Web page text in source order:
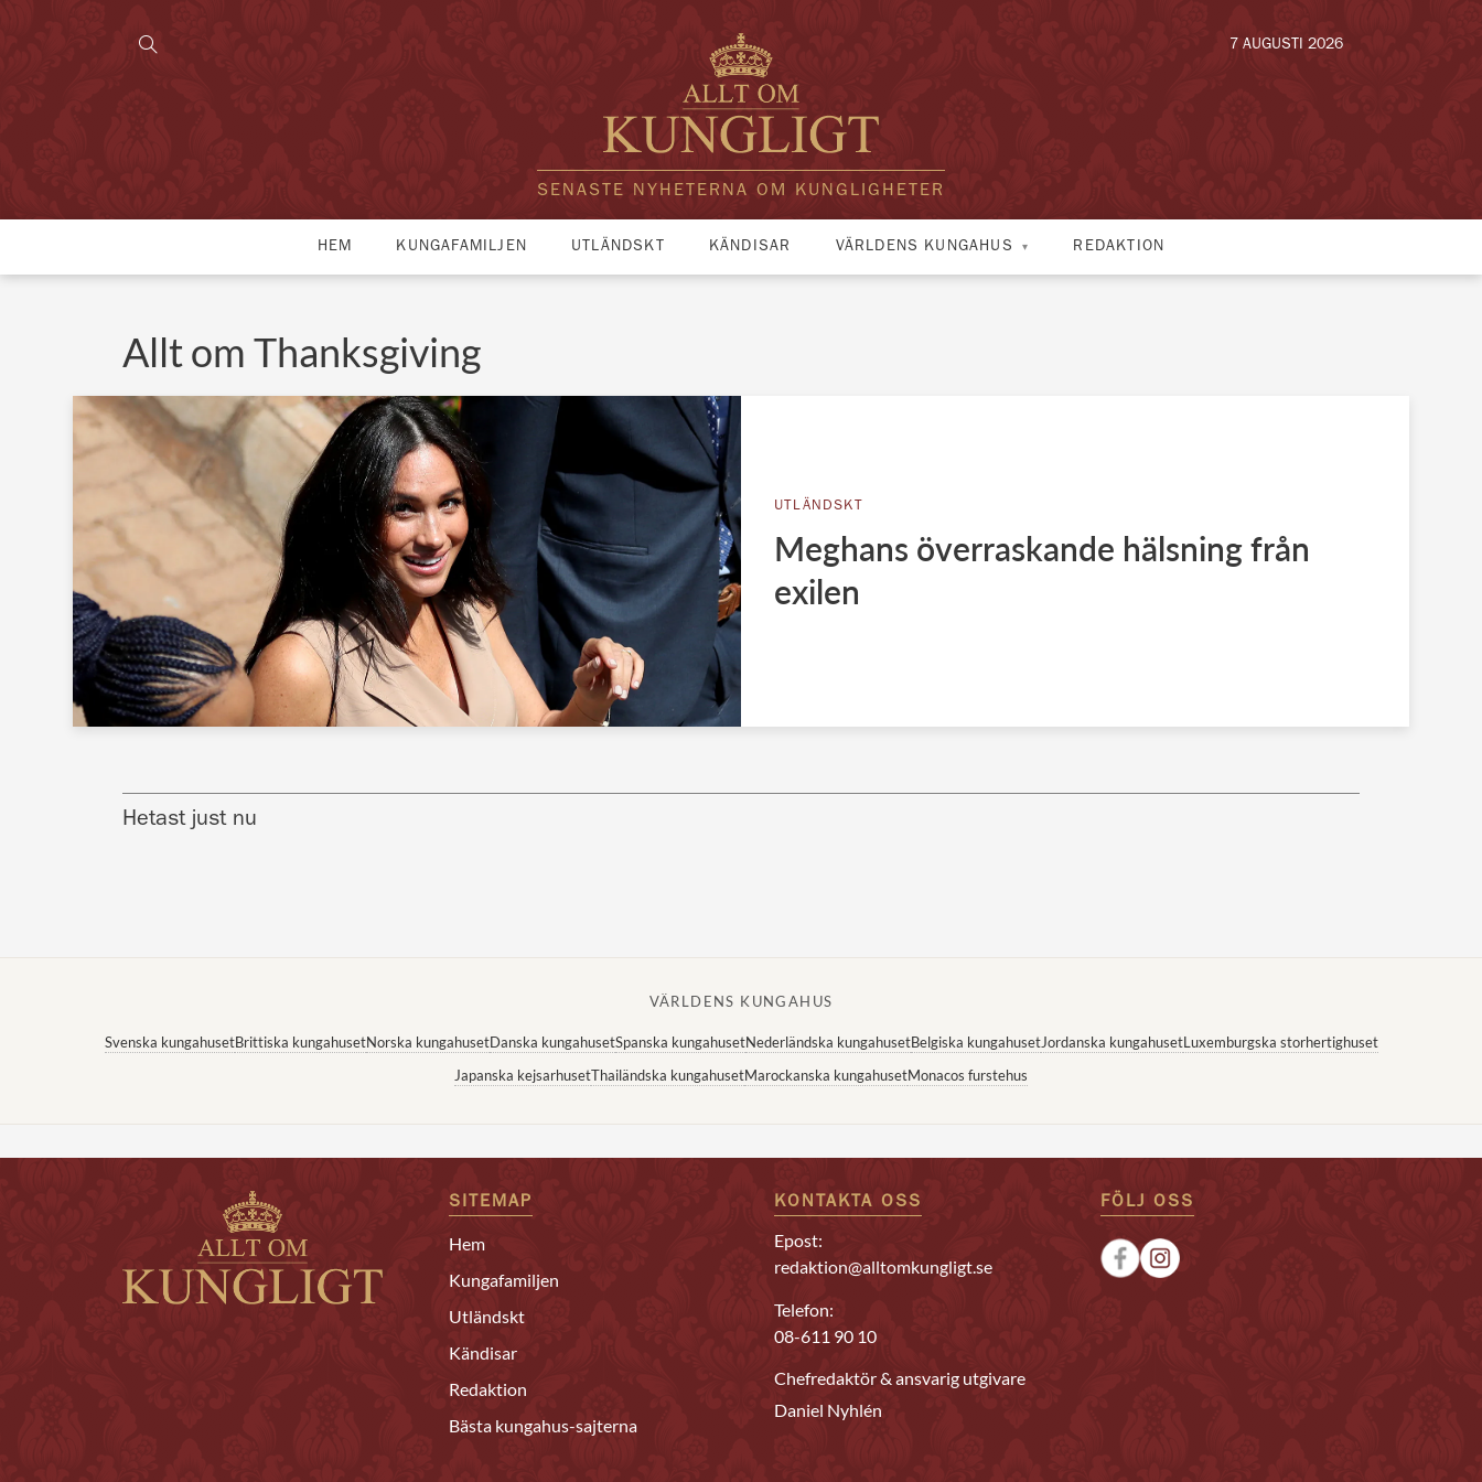
SENASTE NYHETERNA OM KUNGLIGHETER
7 AUGUSTI 2026
HEM KUNGAFAMILJEN UTLÄNDSKT KÄNDISAR VÄRLDENS KUNGAHUS REDAKTION
Allt om Thanksgiving
UTLÄNDSKT
Meghans överraskande hälsning från
exilen
Hetast just nu
VÄRLDENS KUNGAHUS
Svenska kungahusetBrittiska kungahusetNorska kungahusetDanska kungahusetSpanska kungahusetNederländska kungahusetBelgiska kungahusetJordanska kungahusetLuxemburgska storhertighuset
Japanska kejsarhusetThailändska kungahusetMarockanska kungahusetMonacos furstehus
SITEMAP
Hem
Kungafamiljen
Utländskt
Kändisar
Redaktion
Bästa kungahus-sajterna
KONTAKTA OSS
Epost:
redaktion@alltomkungligt.se
Telefon:
08-611 90 10
Chefredaktör & ansvarig utgivare
Daniel Nyhlén
FÖLJ OSS